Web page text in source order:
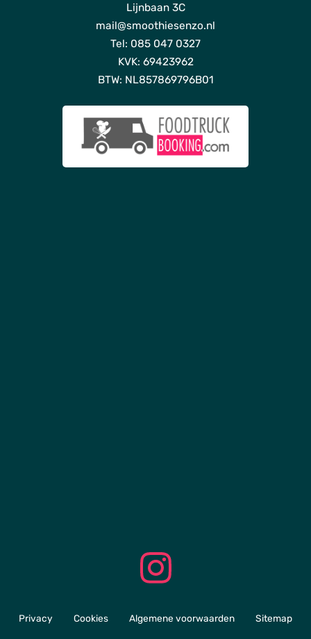
Lijnbaan 3C
mail@smoothiesenzo.nl
Tel: 085 047 0327
KVK: 69423962
BTW: NL857869796B01
Privacy Cookies Algemene voorwaarden Sitemap